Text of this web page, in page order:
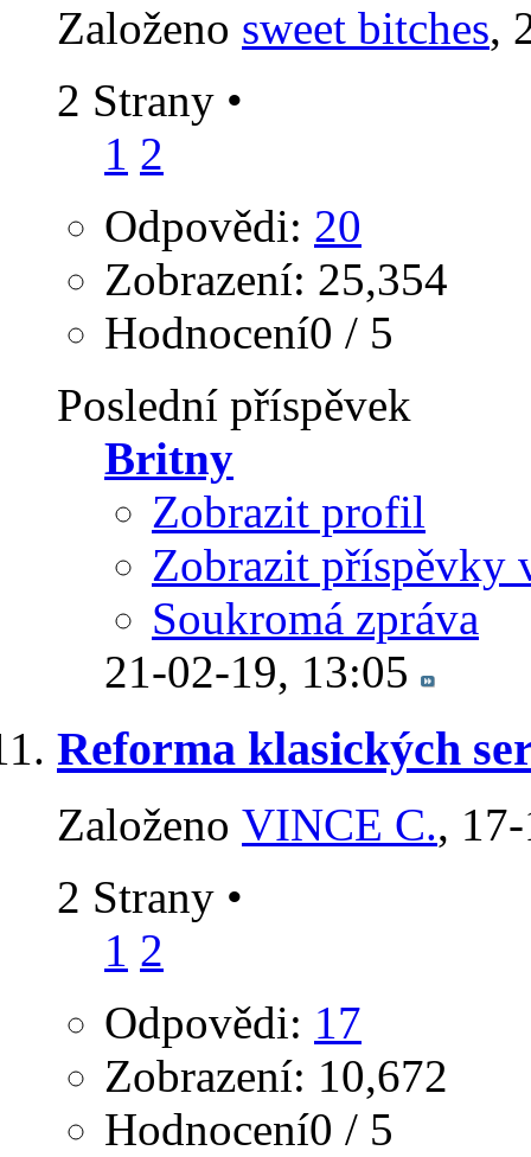
Založeno sweet bitches‎,
2 Strany •
1 2
Odpovědi: 20
Zobrazení: 25,354
Hodnocení0 / 5
Poslední příspěvek
Britny
Zobrazit profil
Zobrazit příspěvky
Soukromá zpráva
21-02-19, 13:05
Reforma klasických
Založeno VINCE C.‎,
2 Strany •
1 2
Odpovědi: 17
Zobrazení: 10,672
Hodnocení0 / 5